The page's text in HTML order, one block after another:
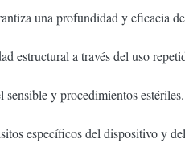
una profundidad y eficacia
estructural a través del uso
y procedimientos estériles.
específicos del dispositivo y